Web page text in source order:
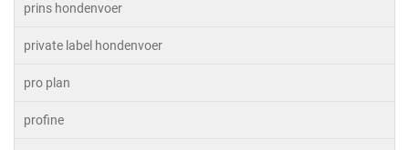
prins hondenvoer
private label hondenvoer
pro plan
profine